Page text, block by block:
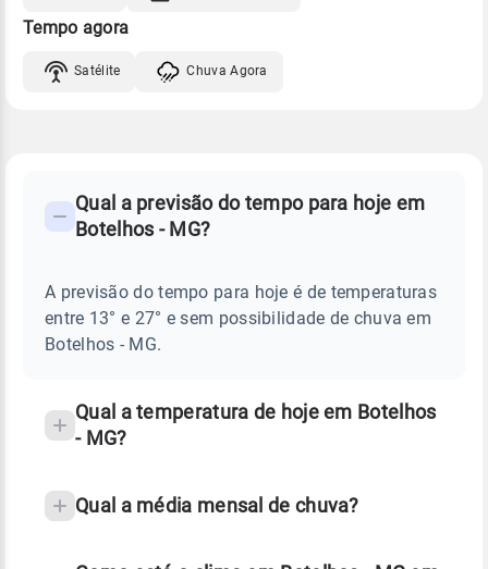
Tempo agora
Satélite Chuva Agora
TEMPO
BOTELHOS
Perguntas
sobre
chuva
Qual a previsão do tempo para hoje em
Botelhos - MG?
A previsão do tempo para hoje é de temperaturas
entre 13° e 27° e sem possibilidade de chuva em
Botelhos - MG.
Qual a temperatura de hoje em Botelhos
- MG?
Qual a média mensal de chuva?